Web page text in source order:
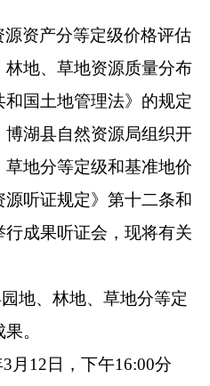
资产分等定级价格评估
地、草地资源质量分布
国土地管理法》的规定
博湖县自然资源局组织开
地分等定级和基准地价
听证规定》第十二条和
成果听证会，现将有关
地、林地、草地分等定
。
3 月 12 日，下午16:00分